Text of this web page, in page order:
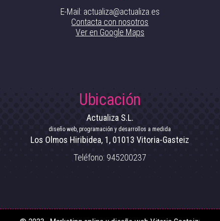
E-Mail: actualiza@actualiza.es
Contacta con nosotros
Ver en Google Maps
Ubicación
Actualiza S.L.
diseño web, programación y desarrollos a medida
Los Olmos Hiribidea, 1, 01013 Vitoria-Gasteiz
Teléfono: 945200237